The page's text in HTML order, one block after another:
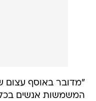
"מדובר באוסף עצום
המשמשות אנשים